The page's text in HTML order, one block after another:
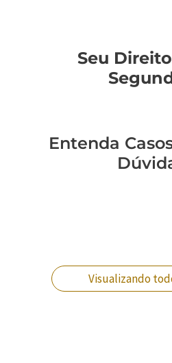
Seu
Entenda
Visualizando